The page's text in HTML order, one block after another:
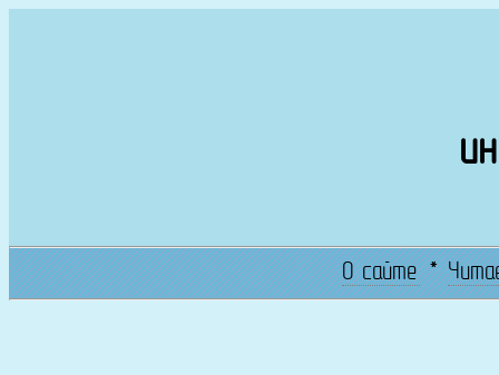
О сайте*